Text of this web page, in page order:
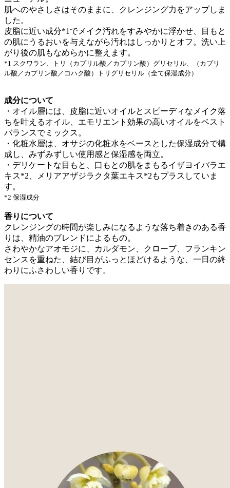
肌へのやさしさはそのままに、クレンジング力をアップしま
した。
皮脂に近い成分*1でメイク汚れをすみやかに浮かせ、目もと
の肌にうるおいを与えながら汚れはしっかりとオフ。洗い上
がり後の肌もなめらかに整えます。
*1 スクワラン、トリ（カプリル酸／カプリン酸）グリセリル、（カプリ
ル酸／カプリン酸／コハク酸）トリグリセリル（全て保湿成分）
成分について
・オイル層には、皮脂に近いオイルとスピーディなメイク落
ちを叶えるオイル、エモリエント効果の高いオイルをベスト
バランスでミックス。
・化粧水層は、オサジの化粧水をベースとした保湿成分で構
成し、みずみずしい使用感と保湿感を両立。
・デリケートな目もと、口もとの肌をまもるイザヨイバラエ
キス*2、メリアアザジラクタ葉エキス*2もプラスしていま
す。
*2 保湿成分
香りについて
クレンジングの時間が楽しみになるような落ち着きのある香
りは、精油のブレンドによるもの。
さわやかなアオモジに、カルダモン、クローブ、フランキン
センスを重ねた、結び目がふっとほどけるような、一日の終
わりにふさわしい香りです。